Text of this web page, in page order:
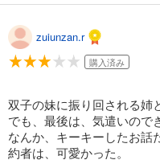
zuiunzan.r
購入済み
双子の妹に振り回される姉
でも、最後は、気遣いので
なんか、キーキーしたお話
約者は、可愛かった。